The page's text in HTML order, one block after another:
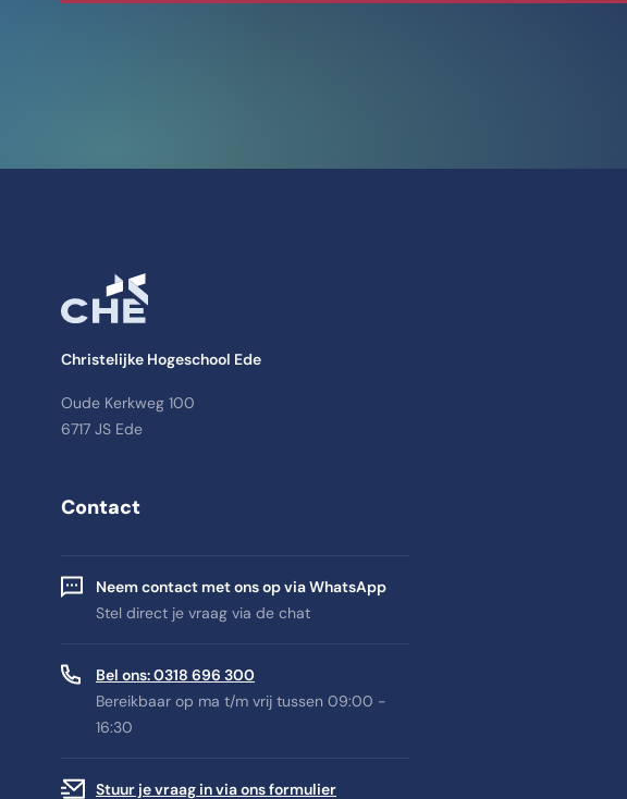
Christelijke Hogeschool Ede
Oude Kerkweg 100
6717 JS Ede
Contact
Neem contact met ons op via WhatsApp
Stel direct je vraag via de chat
Bel ons: 0318 696 300
Bereikbaar op ma t/m vrij tussen 09:00 -
16:30
Stuur je vraag in via ons formulier